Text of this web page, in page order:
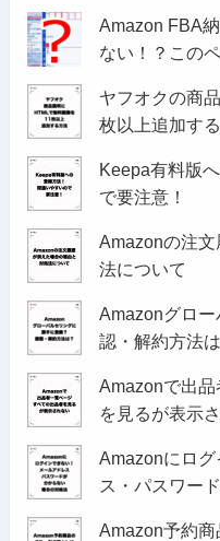
Amazon FBA
ない！？この
ヤフオクの商
枚以上追加す
Keepa有料版
で要注意！
Amazonの注
法について
Amazonグロ
認・解約方法
Amazonで出
を見るが表示
Amazonにロ
ス・パスワー
Amazon予約